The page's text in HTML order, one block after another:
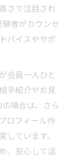
さで注目され
者がカウンセ
バイスやサポ
会員一人ひと
手紹介やお見
場合は、さら
ロフィール作
ています。
、安心して活